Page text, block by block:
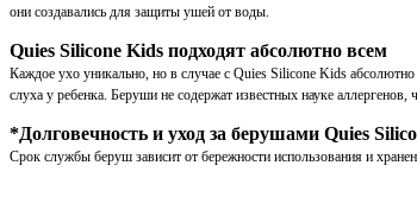
они создавались для защиты ушей от воды.
Quies Silicone Kids подходят абсолютно всем
Каждое ухо уникально, но в случае с Quies Silicone Kids
слуха у ребенка. Беруши не содержат известных науке
*Долговечность и уход за берушами Quies
Срок службы беруш зависит от бережности использования и